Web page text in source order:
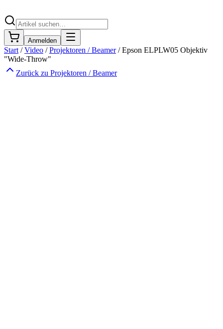
Anmelden
Start /Video /Projektoren / Beamer/Epson ELPLW05 Objektiv
"Wide-Throw"
Zurück zu Projektoren / Beamer